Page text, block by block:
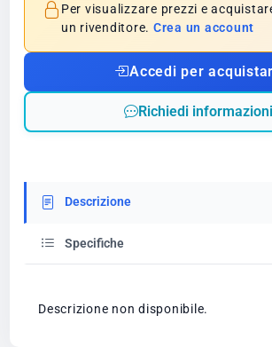
Per visualizzare prezzi e
un rivenditore. Crea un account
Accedi per
Richiedi informazioni
Descrizione
Specifiche
Descrizione non disponibile.